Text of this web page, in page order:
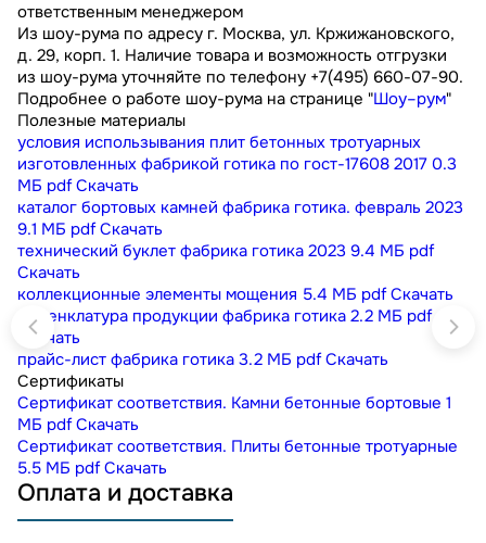
ответственным менеджером
Из шоу-рума по адресу г. Москва, ул. Кржижановского,
д. 29, корп. 1. Наличие товара и возможность отгрузки
из шоу-рума уточняйте по телефону +7(495) 660-07-90.
Подробнее о работе шоу-рума на странице "Шоу–рум"
Полезные материалы
условия использывания плит бетонных тротуарных
изготовленных фабрикой готика по гост-17608 2017 0.3
МБ pdf Скачать
каталог бортовых камней фабрика готика. февраль 2023
9.1 МБ pdf Скачать
технический буклет фабрика готика 2023 9.4 МБ pdf
Скачать
коллекционные элементы мощения 5.4 МБ pdf Скачать
номенклатура продукции фабрика готика 2.2 МБ pdf
Скачать
прайс-лист фабрика готика 3.2 МБ pdf Скачать
Сертификаты
Сертификат соответствия. Камни бетонные бортовые 1
МБ pdf Скачать
Сертификат соответствия. Плиты бетонные тротуарные
5.5 МБ pdf Скачать
Оплата и доставка